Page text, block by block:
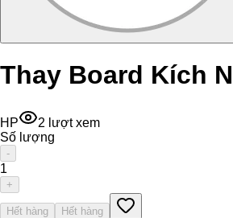
Thay Board Kích
HP 2 lượt xem
Số lượng
-
1
+
Hết hàng Hết hàng